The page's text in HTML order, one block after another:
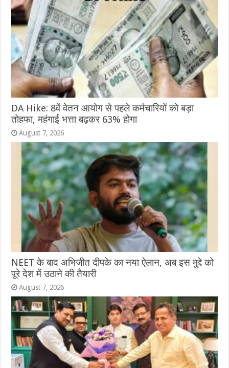
DA Hike: 8वें वेतन आयोग से पहले कर्मचारियों को बड़ा
तोहफा, महंगाई भत्ता बढ़कर 63% होगा
August 7, 2026
NEET के बाद अभिजीत दीपके का नया ऐलान, अब इस मुद्दे को
पूरे देश में उठाने की तैयारी
August 7, 2026